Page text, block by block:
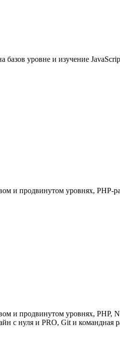
уровне и изучение
и продвинутом уровнях, PHP-
и продвинутом уровнях, PHP,
с нуля и PRO, Git и командная